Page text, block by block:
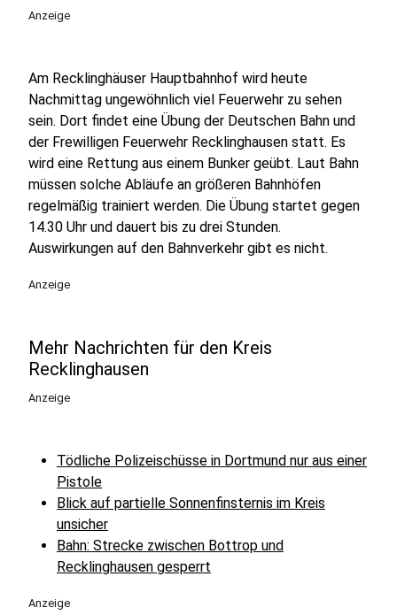
Anzeige
Am Recklinghäuser Hauptbahnhof wird heute
Nachmittag ungewöhnlich viel Feuerwehr zu sehen
sein. Dort findet eine Übung der Deutschen Bahn und
der Frewilligen Feuerwehr Recklinghausen statt. Es
wird eine Rettung aus einem Bunker geübt. Laut Bahn
müssen solche Abläufe an größeren Bahnhöfen
regelmäßig trainiert werden. Die Übung startet gegen
14.30 Uhr und dauert bis zu drei Stunden.
Auswirkungen auf den Bahnverkehr gibt es nicht.
Anzeige
Mehr Nachrichten für den Kreis
Recklinghausen
Anzeige
Tödliche Polizeischüsse in Dortmund nur aus einer
Pistole
Blick auf partielle Sonnenfinsternis im Kreis
unsicher
Bahn: Strecke zwischen Bottrop und
Recklinghausen gesperrt
Anzeige